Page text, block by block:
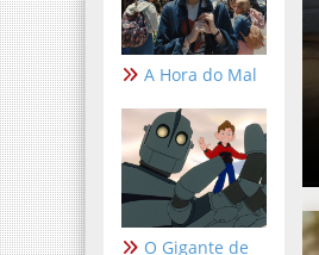
A Hora do Mal
O Gigante de